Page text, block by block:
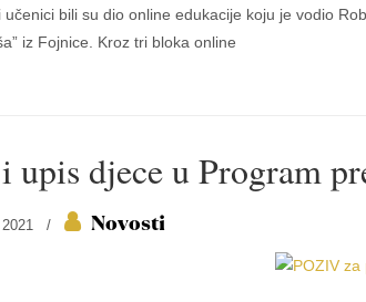
bili su dio online edukacije koju je vodio
iz Fojnice. Kroz tri bloka online
djece u Program
/ Novosti